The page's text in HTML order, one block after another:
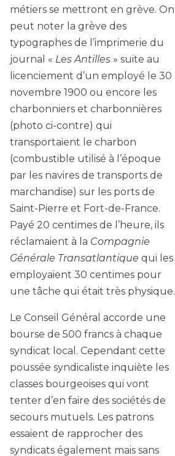
métiers se mettront en grève. On
peut noter la grève des
typographes de l’imprimerie du
journal « Les Antilles » suite au
licenciement d’un employé le 30
novembre 1900 ou encore les
charbonniers et charbonnières
(photo ci-contre) qui
transportaient le charbon
(combustible utilisé à l’époque
par les navires de transports de
marchandise) sur les ports de
Saint-Pierre et Fort-de-France.
Payé 20 centimes de l’heure, ils
réclamaient à la Compagnie
Générale Transatlantique qui les
employaient 30 centimes pour
une tâche qui était très physique.
Le Conseil Général accorde une
bourse de 500 francs à chaque
syndicat local. Cependant cette
poussée syndicaliste inquiète les
classes bourgeoises qui vont
tenter d’en faire des sociétés de
secours mutuels. Les patrons
essaient de rapprocher des
syndicats également mais sans